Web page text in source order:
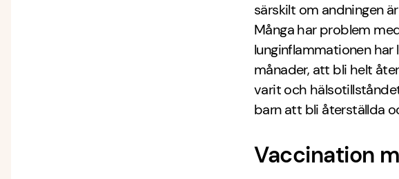
särskilt om andningen
Många har problem
lunginflammationen har
månader, att bli helt
varit och
barn att bli återställda
Vaccination